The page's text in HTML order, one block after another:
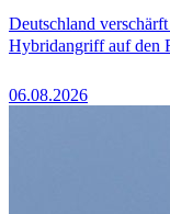
Deutschland
Hybridangriff auf den
06.08.2026